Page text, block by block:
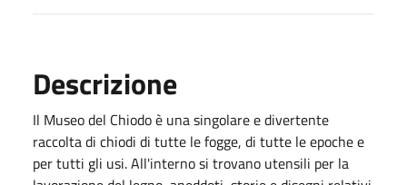
Descrizione
Il Museo del Chiodo è una singolare e divertente
raccolta di chiodi di tutte le fogge, di tutte le epoche e
per tutti gli usi. All'interno si trovano utensili per la